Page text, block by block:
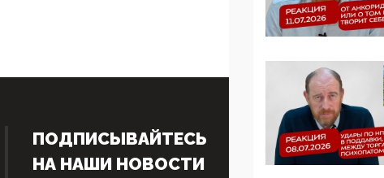
09:40, 06 Мая 2026
и благолепия:
профилактика
среди
отдана на откуп
«движперам»
03:35, 25 Апреля
ПОДПИСЫВАЙТЕСЬ
НА НАШИ НОВОСТИ